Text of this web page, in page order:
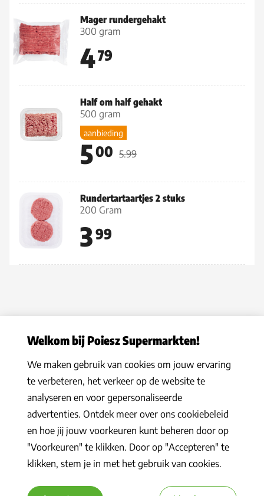
Mager rundergehakt
300 gram
479
Half om half gehakt
500 gram
aanbieding
500 5.99
Rundertartaartjes 2 stuks
200 Gram
399
Privacy statement|Algemene voorwaarden |Hoe werkt het |
Veelgestelde vragen|Cookies
© 2026 Poiesz Supermarkten B.V. Alle rechten voorbehouden
Welkom bij Poiesz Supermarkten!
We maken gebruik van cookies om jouw ervaring
te verbeteren, het verkeer op de website te
analyseren en voor gepersonaliseerde
advertenties. Ontdek meer over ons cookiebeleid
en hoe jij jouw voorkeuren kunt beheren door op
"Voorkeuren" te klikken. Door op "Accepteren" te
klikken, stem je in met het gebruik van cookies.